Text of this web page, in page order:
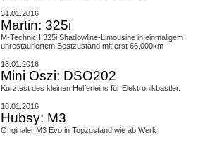
31.01.2016
Martin: 325i
M-Technic I 325i Shadowline-Limousine in einmaligem
unrestauriertem Bestzustand mit erst 66.000km
18.01.2016
Mini Oszi: DSO202
Kurztest des kleinen Helferleins für Elektronikbastler.
18.01.2016
Hubsy: M3
Originaler M3 Evo in Topzustand wie ab Werk